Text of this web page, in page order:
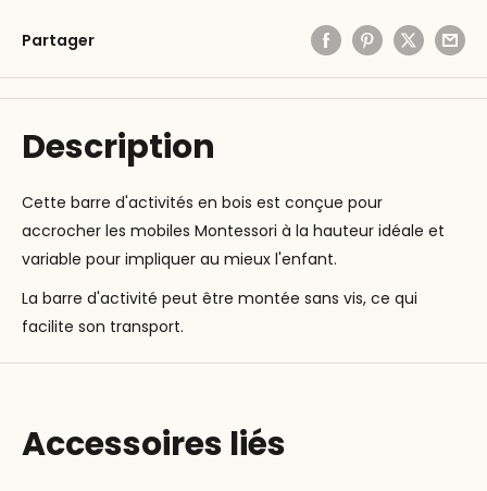
Partager
Description
Cette barre d'activités en bois est conçue pour
accrocher les mobiles Montessori à la hauteur idéale et
variable pour impliquer au mieux l'enfant.
La barre d'activité peut être montée sans vis, ce qui
facilite son transport.
Accessoires liés